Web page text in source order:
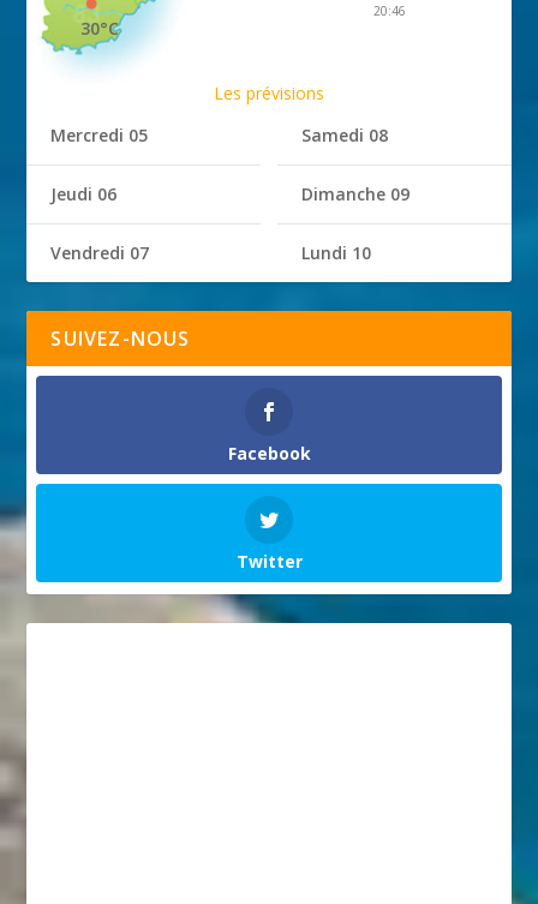
30°C
20:46
Les prévisions
Mercredi 05
Jeudi 06
Vendredi 07
Samedi 08
Dimanche 09
Lundi 10
SUIVEZ-NOUS
Facebook
Twitter